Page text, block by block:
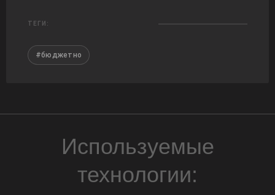
ТЕГИ:
#бюджетно
Используемые
технологии: